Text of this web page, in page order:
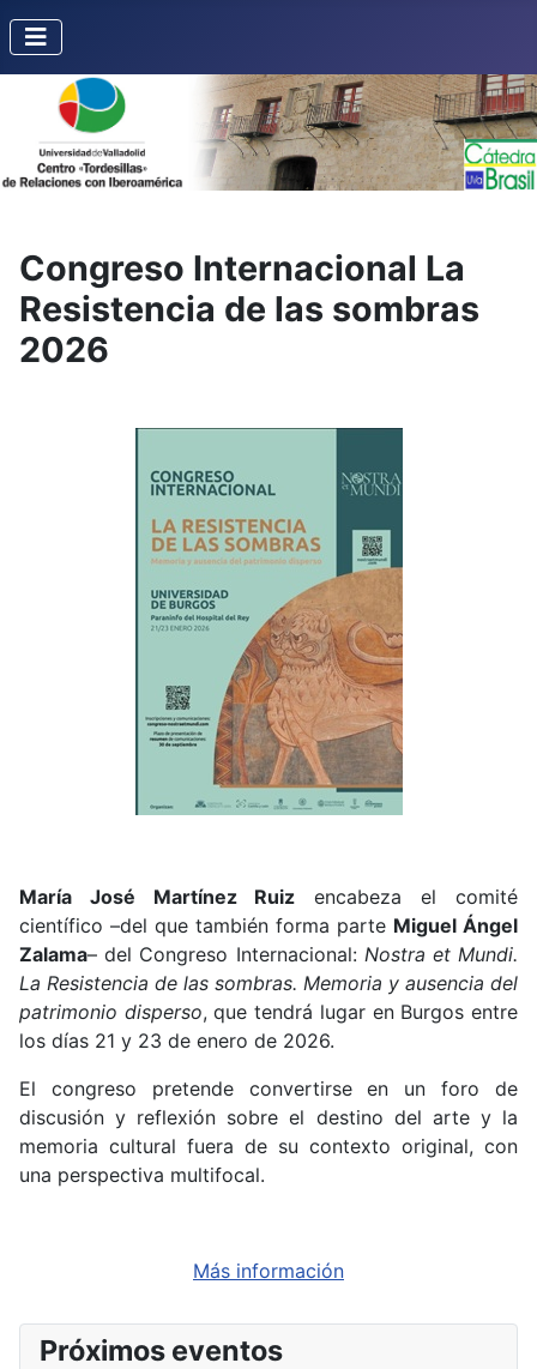
Congreso Internacional La
Resistencia de las sombras
2026
María José Martínez Ruiz encabeza el comité
científico –del que también forma parte Miguel Ángel
Zalama– del Congreso Internacional: Nostra et Mundi.
La Resistencia de las sombras. Memoria y ausencia del
patrimonio disperso, que tendrá lugar en Burgos entre
los días 21 y 23 de enero de 2026.
El congreso pretende convertirse en un foro de
discusión y reflexión sobre el destino del arte y la
memoria cultural fuera de su contexto original, con
una perspectiva multifocal.
Más información
Próximos eventos